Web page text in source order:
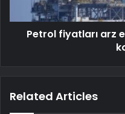
Petrol fiyatları arz
Related Articles